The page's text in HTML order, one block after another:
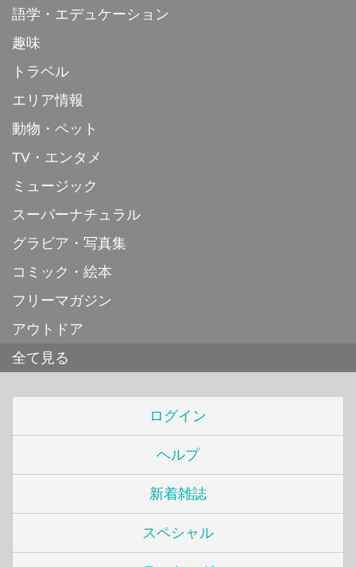
語学・エデュケーション
趣味
トラベル
エリア情報
動物・ペット
TV・エンタメ
ミュージック
スーパーナチュラル
グラビア・写真集
コミック・絵本
フリーマガジン
アウトドア
全て見る
ログイン
ヘルプ
新着雑誌
スペシャル